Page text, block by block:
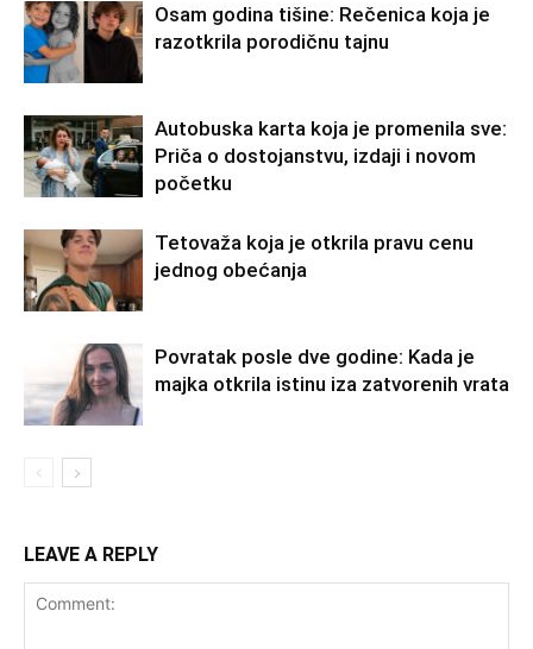
Osam godina tišine: Rečenica koja je
razotkrila porodičnu tajnu
Autobuska karta koja je promenila sve:
Priča o dostojanstvu, izdaji i novom
početku
Tetovaža koja je otkrila pravu cenu
jednog obećanja
Povratak posle dve godine: Kada je
majka otkrila istinu iza zatvorenih vrata
LEAVE A REPLY